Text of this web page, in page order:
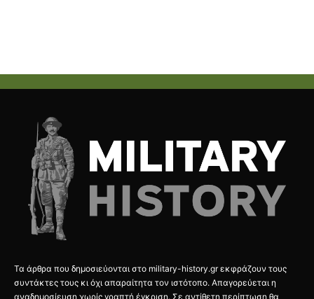
Τα άρθρα που δημοσιεύονται στο military-history.gr εκφράζουν τους
συντάκτες τους κι όχι απαραίτητα τον ιστότοπο. Απαγορεύεται η
αναδημοσίευση χωρίς γραπτή έγκριση. Σε αντίθετη περίπτωση θα